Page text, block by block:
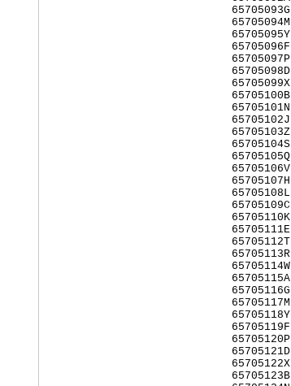
65705093G
65705094M
65705095Y
65705096F
65705097P
65705098D
65705099X
65705100B
65705101N
65705102J
65705103Z
65705104S
65705105Q
65705106V
65705107H
65705108L
65705109C
65705110K
65705111E
65705112T
65705113R
65705114W
65705115A
65705116G
65705117M
65705118Y
65705119F
65705120P
65705121D
65705122X
65705123B